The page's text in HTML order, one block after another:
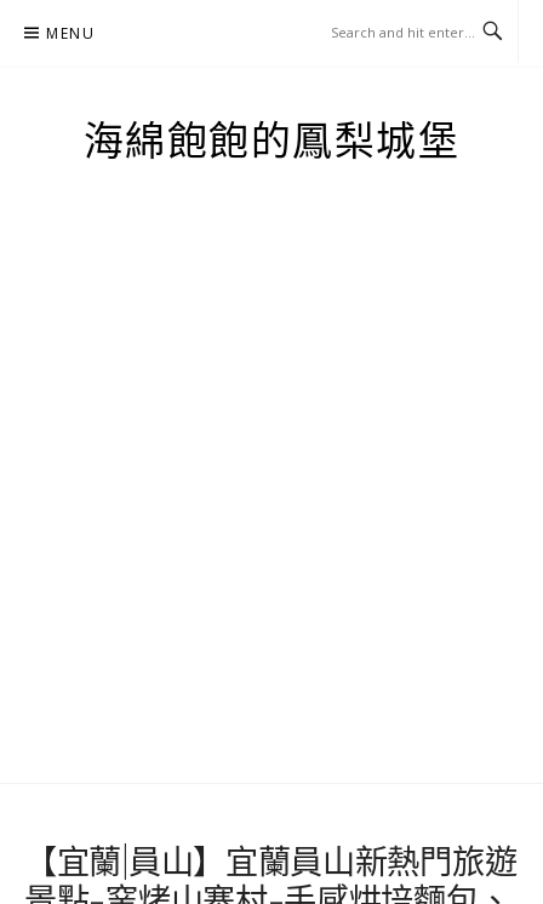
MENU
海綿飽飽的鳳梨城堡
【宜蘭|員山】宜蘭員山新熱門旅遊